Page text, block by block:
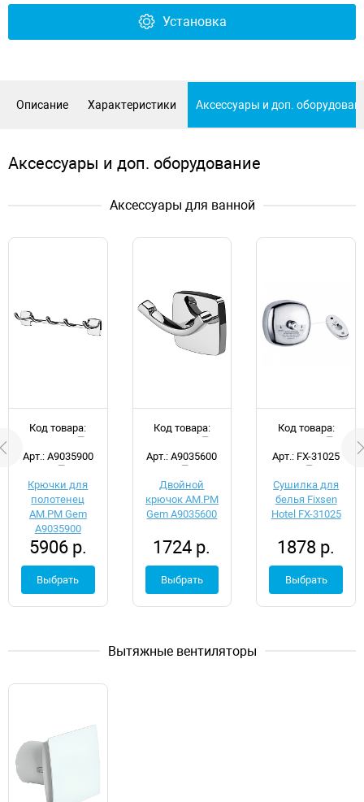
Установка
Описание Характеристики Аксессуары и доп.
Аксессуары и доп. оборудование
Аксессуары для ванной
Код товара:
Арт.: A9035900
Крючки для
полотенец
AM.PM Gem
A9035900
5906 р.
Выбрать
Код товара:
Арт.: A9035600
Двойной
крючок AM.PM
Gem A9035600
1724 р.
Выбрать
Код товара:
Арт.: FX-31025
Сушилка для
белья Fixsen
Hotel FX-31025
1878 р.
Выбрать
Вытяжные вентиляторы